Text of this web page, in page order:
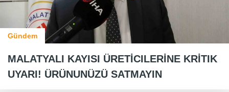
Gündem
MALATYALI KAYISI ÜRETİCILERİNE KRİTIK
UYARI! ÜRÜNUNÜZÜ SATMAYIN